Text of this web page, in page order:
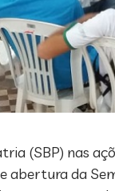
(SBP) nas
da